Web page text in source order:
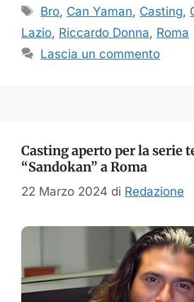
Tag
Bro, Can Yaman, Casting,
Lazio, Riccardo Donna, Roma
Lascia un commento
Casting aperto per la serie
“Sandokan” a Roma
22 Marzo 2024 di Redazione